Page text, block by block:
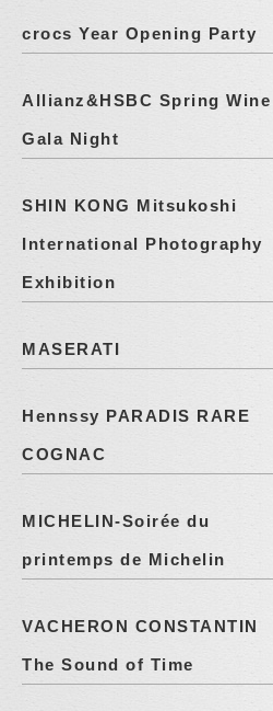
crocs Year Opening Party
Allianz&HSBC Spring Wine
Gala Night
SHIN KONG Mitsukoshi
International Photography
Exhibition
MASERATI
Hennssy PARADIS RARE
COGNAC
MICHELIN-Soirée du
printemps de Michelin
VACHERON CONSTANTIN
The Sound of Time